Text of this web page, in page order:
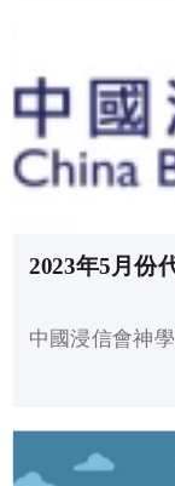
2023年5月份
中國浸信會神